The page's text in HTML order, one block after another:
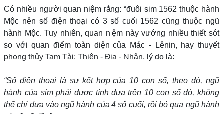
Có nhiều người quan niệm rằng: “đuôi sim 1562 thuộc hành
Mộc nên số điện thoại có 3 số cuối 1562 cũng thuộc ngũ
hành Mộc. Tuy nhiên, quan niệm này vướng nhiều thiết sót
so với quan điểm toàn diện của Mác - Lênin, hay thuyết
phong thủy Tam Tài: Thiên - Địa - Nhân, lý do là:
“Số điện thoại là sự kết hợp của 10 con số, theo đó, ngũ
hành của sim phải được tính dựa trên 10 con số đó, không
thể chỉ dựa vào ngũ hành của 4 số cuối, rồi bỏ qua ngũ hành